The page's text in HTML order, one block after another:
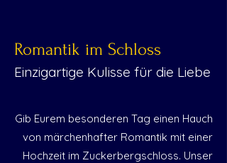
Einzigartige Kulisse für die Liebe
Gib Eurem besonderen Tag einen Hauch
von märchenhafter Romantik mit einer
Hochzeit im Zuckerbergschloss. Unser
Romantik im Schloss